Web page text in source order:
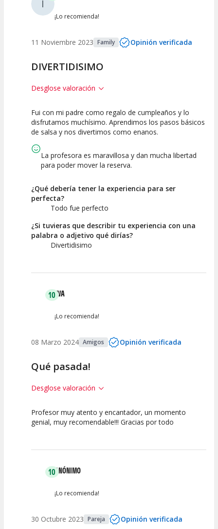
I
¡Lo recomienda!
11 Noviembre 2023 Family Opinión verificada
DIVERTIDISIMO
Desglose valoración
10
Calidad de la
10
Atención del
Fui con mi padre como regalo de cumpleaños y lo
disfrutamos muchísimo. Aprendimos los pasos básicos
de salsa y nos divertimos como enanos.
La profesora es maravillosa y dan mucha libertad
para poder mover la reserva.
¿Qué debería tener la experiencia para ser
perfecta?
Todo fue perfecto
¿Si tuvieras que describir tu experiencia con una
palabra o adjetivo qué dirías?
Divertidisimo
10EVA
¡Lo recomienda!
08 Marzo 2024 Amigos Opinión verificada
Qué pasada!
Desglose valoración
10 10
Guia
Profesor muy atento y encantador, un momento
genial, muy recomendable!!! Gracias por todo
10ANÓNIMO
¡Lo recomienda!
30 Octubre 2023 Pareja Opinión verificada